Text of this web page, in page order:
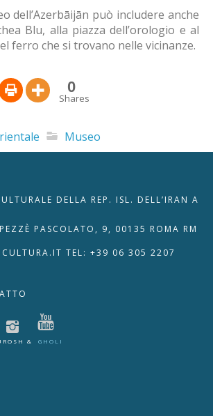
dell’Azerbāijān può includere anche
Blu, alla piazza dell’orologio e al
ferro che si trovano nelle vicinanze.
0
Shares
Museo
DELLA REP. ISL. DELL’IRAN A
PASCOLATO, 9, 00135 ROMA RM
TEL: +39 06 305 2207
& GHOLI
🇮🇹 🇬🇧